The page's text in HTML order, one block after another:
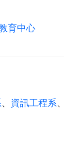
育中心
、 資訊工程系、